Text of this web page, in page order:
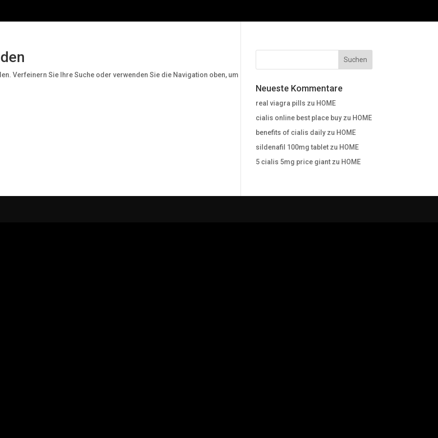
Verfeinern Sie Ihre Suche oder verwenden Sie die Navigation oben, um
Neueste Kommentare
real viagra pills zu HOME
cialis online best place buyzu HOME
benefits of cialis dailyzu HOME
sildenafil 100mg tabletzu HOME
5 cialis 5mg price giantzu HOME